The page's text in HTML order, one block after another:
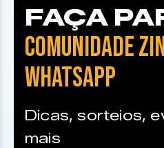
FAÇA
COMUNIDADE
WHATSAPP
Dicas, sorteios,
mais